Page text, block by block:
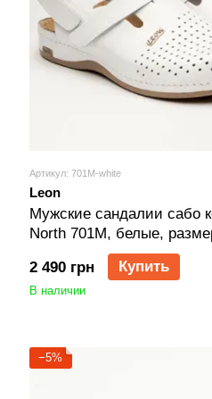
Артикул: 701M-white
Leon
Мужские сандалии сабо
North 701M, белые,
2 490 грн
Купить
В наличии
−5%